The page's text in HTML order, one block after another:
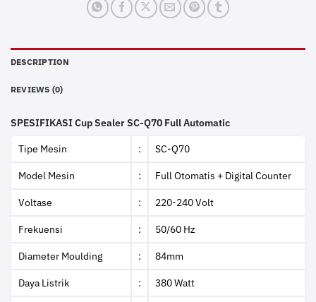
DESCRIPTION
REVIEWS (0)
SPESIFIKASI Cup Sealer SC-Q70 Full Automatic
Tipe Mesin : SC-Q70
Model Mesin : Full Otomatis + Digital Counter
Voltase : 220-240 Volt
Frekuensi : 50/60 Hz
Diameter Moulding : 84mm
Daya Listrik : 380 Watt